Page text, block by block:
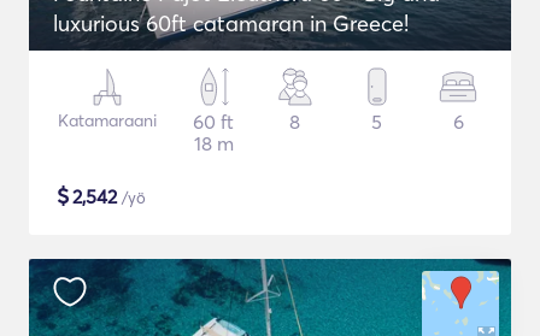
luxurious 60ft catamaran in Greece!
Katamaraani
60 ft
18 m
8 5 6
$2,542/yö